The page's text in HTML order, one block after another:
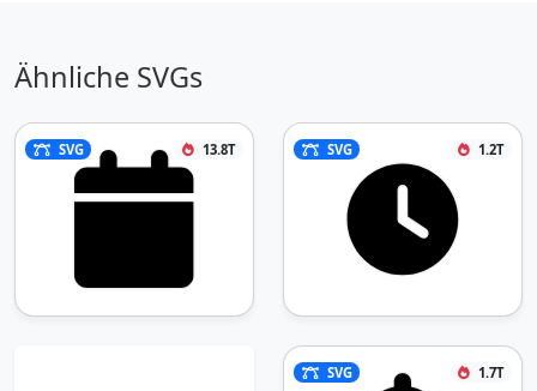
Ähnliche SVGs
SVG 13.8T SVG 1.2T
SVG 1.7T